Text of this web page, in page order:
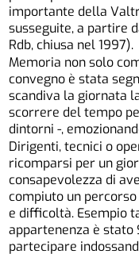
importante della
susseguite, a partire
Rdb, chiusa nel 1997).
Memoria non solo
convegno è stata
scandiva la giornata
scorrere del tempo
dintorni -,
Dirigenti, tecnici o
ricomparsi per un
consapevolezza di
compiuto un
e difficoltà. Esempio
appartenenza è stato
partecipare